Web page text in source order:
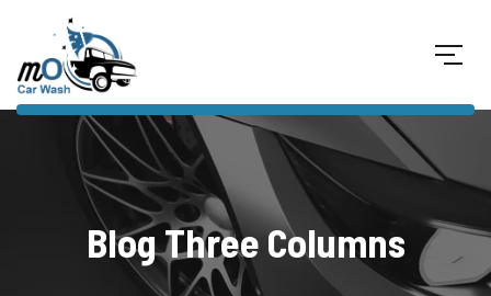
Blog Three Columns